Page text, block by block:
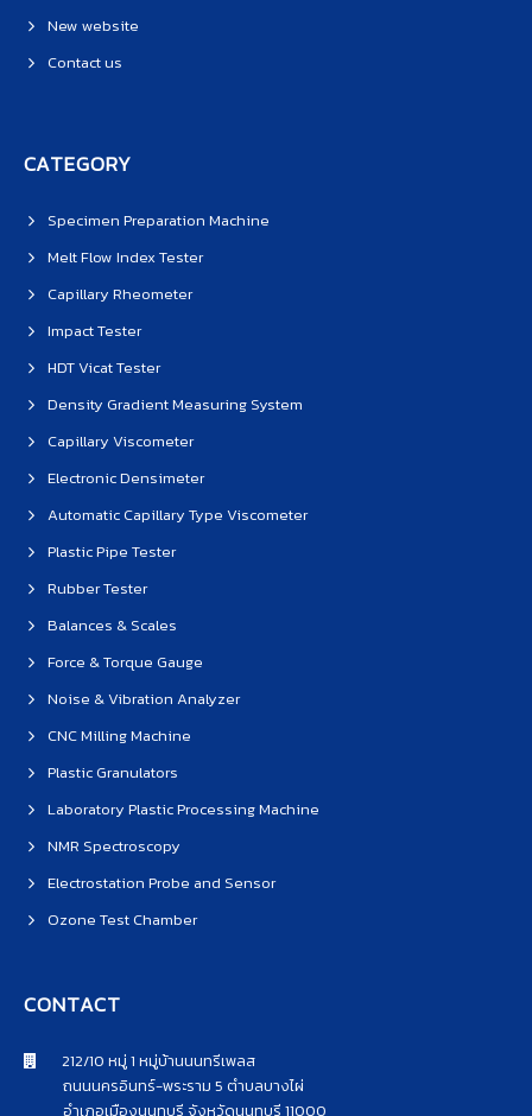
New website
Contact us
CATEGORY
Specimen Preparation Machine
Melt Flow Index Tester
Capillary Rheometer
Impact Tester
HDT Vicat Tester
Density Gradient Measuring System
Capillary Viscometer
Electronic Densimeter
Automatic Capillary Type Viscometer
Plastic Pipe Tester
Rubber Tester
Balances & Scales
Force & Torque Gauge
Noise & Vibration Analyzer
CNC Milling Machine
Plastic Granulators
Laboratory Plastic Processing Machine
NMR Spectroscopy
Electrostation Probe and Sensor
Ozone Test Chamber
CONTACT
212/10 หมู่ 1 หมู่บ้านนนทรีเพลส
ถนนนครอินทร์-พระราม 5 ตำบลบางไผ่
อำเภอเมืองนนทบุรี จังหวัดนนทบุรี 11000